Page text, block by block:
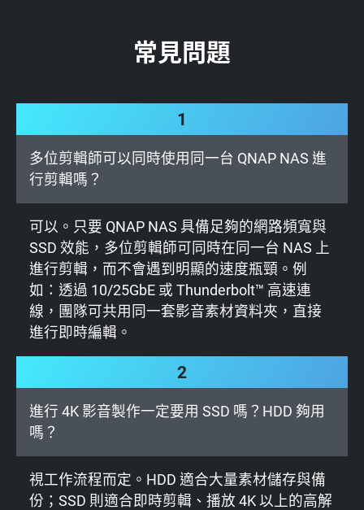
常見問題
1
多位剪輯師可以同時使用同一台 QNAP NAS 進
行剪輯嗎？
可以。只要 QNAP NAS 具備足夠的網路頻寬與
SSD 效能，多位剪輯師可同時在同一台 NAS 上
進行剪輯，而不會遇到明顯的速度瓶頸。例
如：透過 10/25GbE 或 Thunderbolt™ 高速連
線，團隊可共用同一套影音素材資料夾，直接
進行即時編輯。
2
進行 4K 影音製作一定要用 SSD 嗎？HDD 夠用
嗎？
視工作流程而定。HDD 適合大量素材儲存與備
份；SSD 則適合即時剪輯、播放 4K 以上的高解